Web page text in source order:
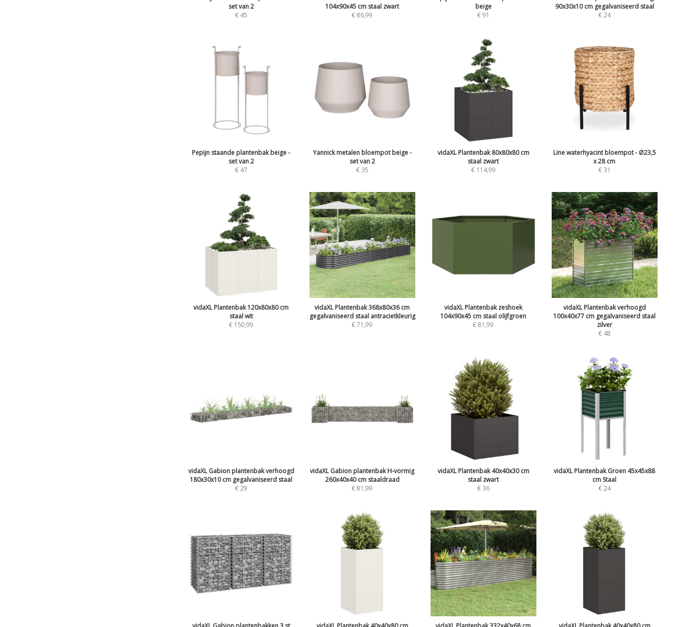
set van 2
€45
104x90x45 cm staal zwart
€86,99
beige
€91
90x30x10 cm gegalvaniseerd staal
€24
Pepijn staande plantenbak beige -
set van 2
€47
Yannick metalen bloempot beige -
set van 2
€35
vidaXL Plantenbak 80x80x80 cm
staal zwart
€ 114,99
Line waterhyacint bloempot - Ø23,5
x 28 cm
€31
vidaXL Plantenbak 120x80x80 cm
staal wit
€ 150,99
vidaXL Plantenbak 368x80x36 cm
gegalvaniseerd staal antracietkleurig
€71,99
vidaXL Plantenbak zeshoek
104x90x45 cm staal olijfgroen
€81,99
vidaXL Plantenbak verhoogd
100x40x77 cm gegalvaniseerd staal
zilver
€48
vidaXL Gabion plantenbak verhoogd
180x30x10 cm gegalvaniseerd staal
€29
vidaXL Gabion plantenbak H-vormig
260x40x40 cm staaldraad
€81,99
vidaXL Plantenbak 40x40x30 cm
staal zwart
€36
vidaXL Plantenbak Groen 45x45x88
cm Staal
€24